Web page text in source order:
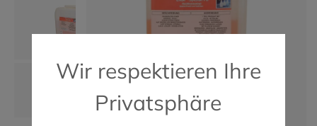
Wir respektieren Ihre
Privatsphäre